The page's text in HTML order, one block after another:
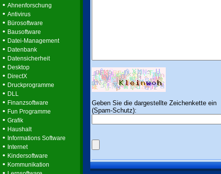
• Ahnenforschung
• Antivirus
• Bürosoftware
• Bausoftware
• Datei-Management
• Datenbank
• Datensicherheit
• Desktop
• DirectX
• Druckprogramme
• DLL
• Finanzsoftware
• Fun Programme
• Grafik
• Haushalt
• Informations Software
• Internet
• Kindersoftware
• Kommunikation
Geben Sie die dargestellte Zeichenkette ein
(Spam-Schutz):